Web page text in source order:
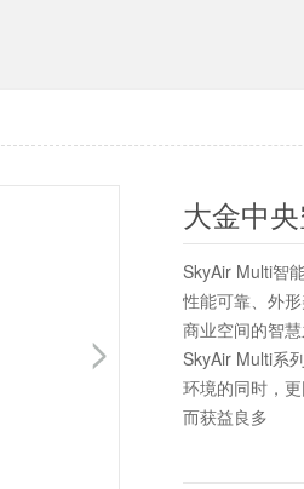
大金中
SkyAir Multi智
性能可靠、外
商业空间的智
SkyAir Multi系
环境的同时，
而获益良多